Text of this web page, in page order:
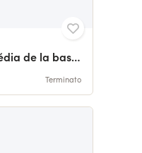
TOUS WONDER, Le média de la bascule. Et de l’après
Terminato